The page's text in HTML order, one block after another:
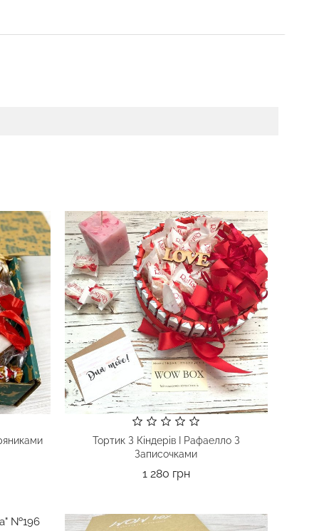
Тортик З Кіндерів І Рафаелло З
Записочками
1 280 грнЦіна